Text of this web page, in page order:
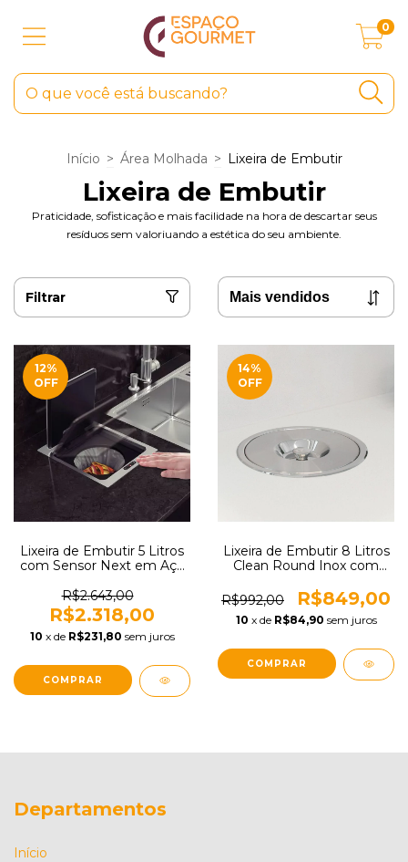
0
Início > Área Molhada > Lixeira de Embutir
Lixeira de Embutir
Praticidade, sofisticação e mais facilidade na hora de descartar seus
resíduos sem valoriuando a estética do seu ambiente.
Filtrar
12%
OFF
Lixeira de Embutir 5 Litros
com Sensor Next em Aço
R$2.643,00
R$2.318,00
10 x de R$231,80 sem juros
14%
OFF
Lixeira de Embutir 8 Litros
Clean Round Inox com
94518000
R$992,00 R$849,00
10 x de R$84,90 sem juros
Departamentos
Início